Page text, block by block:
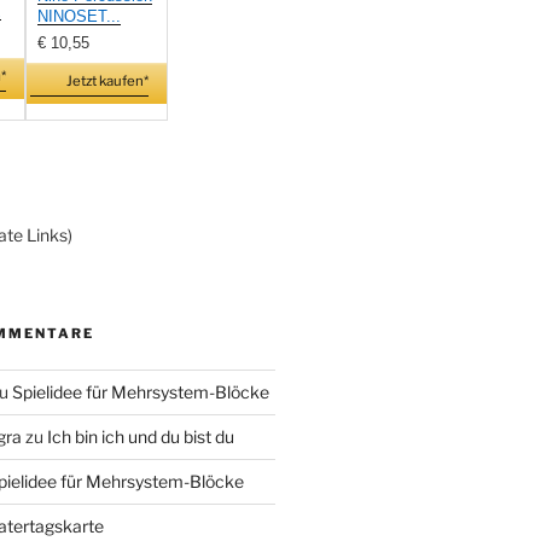
NINOSET...
€ 10,55
Jetzt kaufen*
Links)
Spielidee für Mehrsystem-Blöcke
zu Ich bin ich und du bist du
für Mehrsystem-Blöcke